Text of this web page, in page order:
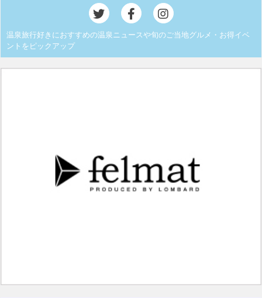
温泉旅行好きにおすすめの温泉ニュースや旬のご当地グルメ・お得イベ
ントをピックアップ